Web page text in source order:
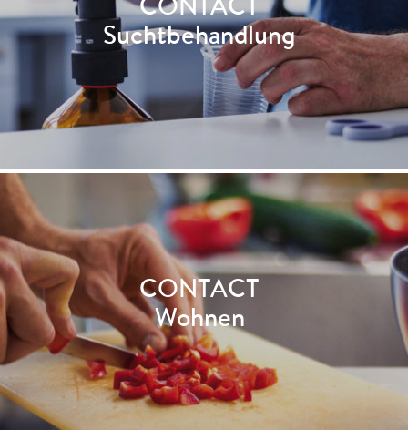
Suchtbehandlung
CONTACT
Wohnen